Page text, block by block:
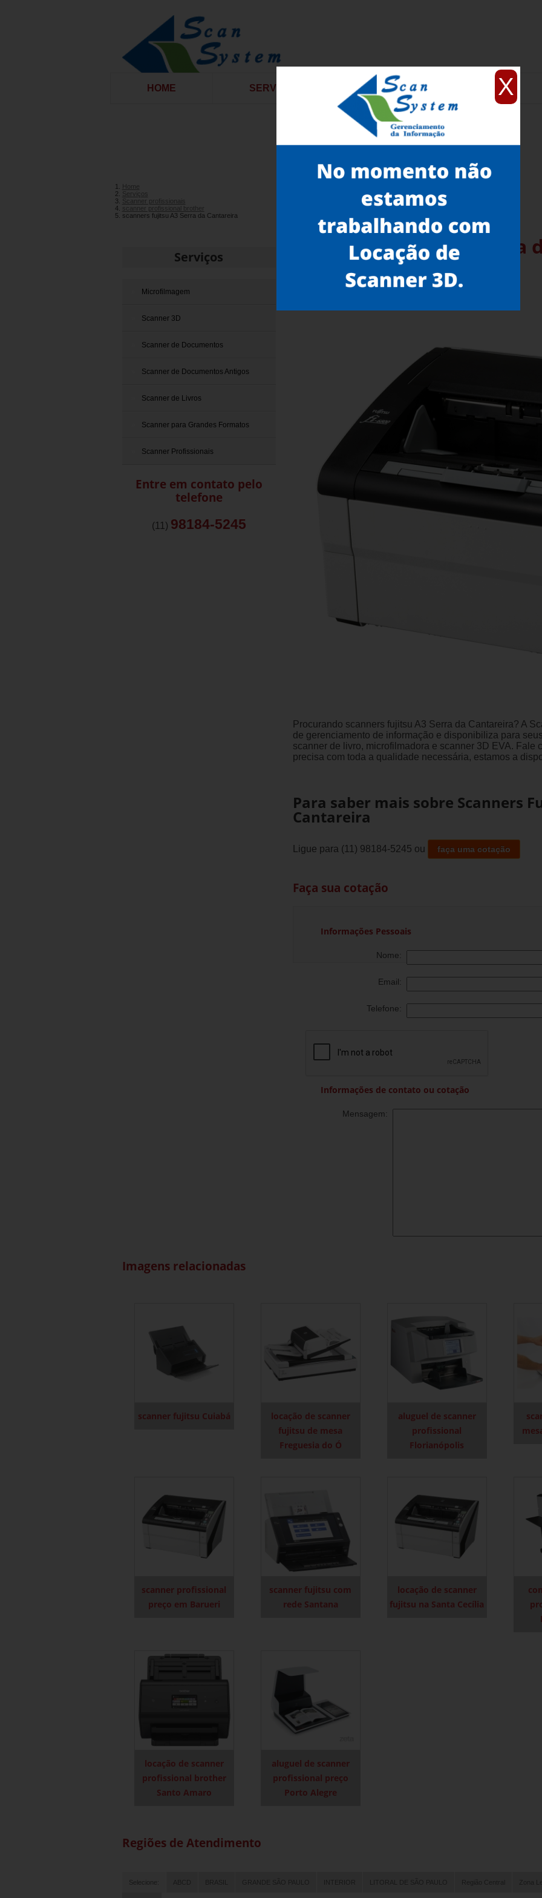
X
HOME SERVIÇOS CONTATO
Home
Serviços
Scanner profissionais
scanner profissional brother
scanners fujitsu A3 Serra da Cantareira
Serviços
Microfilmagem
Scanner 3D
Scanner de Documentos
Scanner de Documentos Antigos
Scanner de Livros
Scanner para Grandes Formatos
Scanner Profissionais
Entre em contato pelo
telefone
(11) 98184-5245
Scanners Fujitsu A3 Serra
Gostou? compartilhe!
Procurando scanners fujitsu A3 Serra da Cantareira? A
de gerenciamento de informação e disponibiliza para
scanner de livro, microfilmadora e scanner 3D EVA. Fale
precisa com toda a qualidade necessária, estamos a
Para saber mais sobre Scanners
Cantareira
Ligue para (11) 98184-5245 ou faça uma cotação
Faça sua cotação
Informações Pessoais
Nome:
Email:
Telefone:
Informações de contato ou cotação
Mensagem:
Imagens relacionadas
scanner fujitsu Cuiabá
locação de scanner
fujitsu de mesa
Freguesia do Ó
aluguel de scanner
profissional
Florianópolis
scanner profissional
preço em Barueri
scanner fujitsu com
rede Santana
locação de scanner
fujitsu na Santa Cecília
locação de scanner
profissional brother
Santo Amaro
aluguel de scanner
profissional preço
Porto Alegre
Regiões de Atendimento
Selecione: ABCD BRASIL GRANDE SÃO PAULO INTERIOR LITORAL DE SÃO PAULO Região Central Zona